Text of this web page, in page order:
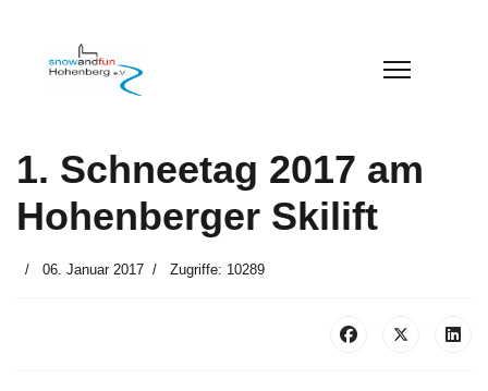
1. Schneetag 2017 am
Hohenberger Skilift
06. Januar 2017 Zugriffe: 10289